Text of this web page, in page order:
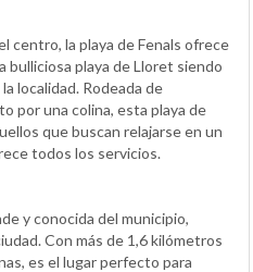
centro, la playa de Fenals ofrece
bulliciosa playa de Lloret siendo
localidad. Rodeada de
por una colina, esta playa de
que buscan relajarse en un
todos los servicios.
y conocida del municipio,
Con más de 1,6 kilómetros
es el lugar perfecto para